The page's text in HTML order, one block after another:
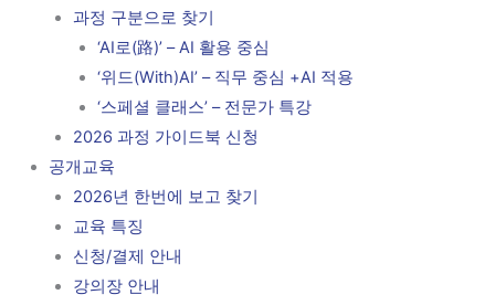
과정 구분으로 찾기
‘AI로(路)’ – AI 활용 중심
‘위드(With)AI’ – 직무 중심 +AI 적용
‘스페셜 클래스’ – 전문가 특강
2026 과정 가이드북 신청
공개교육
2026년 한번에 보고 찾기
교육 특징
신청/결제 안내
강의장 안내